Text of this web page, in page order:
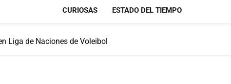
CURIOSAS ESTADO DEL TIEMPO
Liga de Naciones de Voleibol